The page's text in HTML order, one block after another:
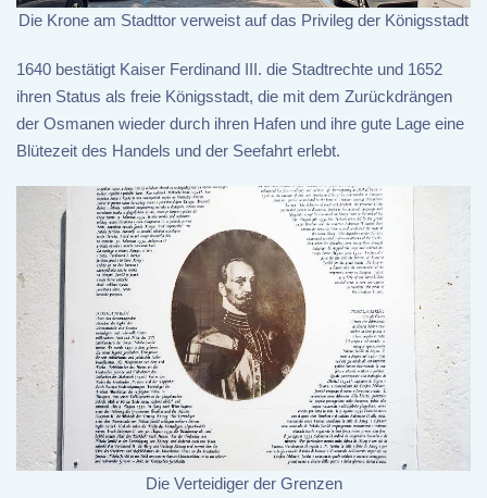
Die Krone am Stadttor verweist auf das Privileg der Königsstadt
1640 bestätigt Kaiser Ferdinand III. die Stadtrechte und 1652
ihren Status als freie Königsstadt, die mit dem Zurückdrängen
der Osmanen wieder durch ihren Hafen und ihre gute Lage eine
Blütezeit des Handels und der Seefahrt erlebt.
Die Verteidiger der Grenzen